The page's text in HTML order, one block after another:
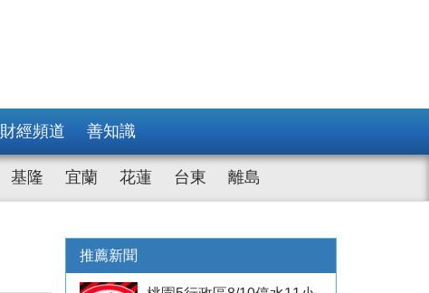
財經頻道 善知識
基隆 宜蘭 花蓮 台東 離島
推薦新聞